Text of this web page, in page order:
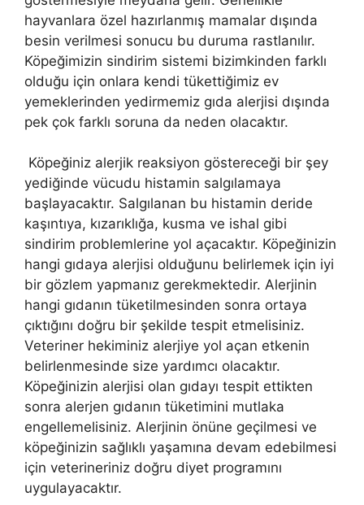
hayvanlara özel hazırlanmış mamalar dışında
besin verilmesi sonucu bu duruma rastlanılır.
Köpeğimizin sindirim sistemi bizimkinden farklı
olduğu için onlara kendi tükettiğimiz ev
yemeklerinden yedirmemiz gıda alerjisi dışında
pek çok farklı soruna da neden olacaktır.
Köpeğiniz alerjik reaksiyon göstereceği bir şey
yediğinde vücudu histamin salgılamaya
başlayacaktır. Salgılanan bu histamin deride
kaşıntıya, kızarıklığa, kusma ve ishal gibi
sindirim problemlerine yol açacaktır. Köpeğinizin
hangi gıdaya alerjisi olduğunu belirlemek için iyi
bir gözlem yapmanız gerekmektedir. Alerjinin
hangi gıdanın tüketilmesinden sonra ortaya
çıktığını doğru bir şekilde tespit etmelisiniz.
Veteriner hekiminiz alerjiye yol açan etkenin
belirlenmesinde size yardımcı olacaktır.
Köpeğinizin alerjisi olan gıdayı tespit ettikten
sonra alerjen gıdanın tüketimini mutlaka
engellemelisiniz. Alerjinin önüne geçilmesi ve
köpeğinizin sağlıklı yaşamına devam edebilmesi
için veterineriniz doğru diyet programını
uygulayacaktır.